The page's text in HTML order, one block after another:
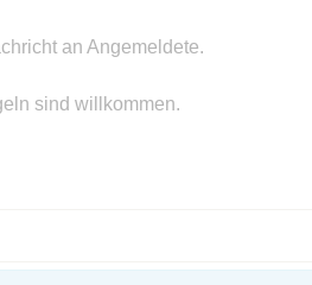
an Angemeldete.
sind willkommen.